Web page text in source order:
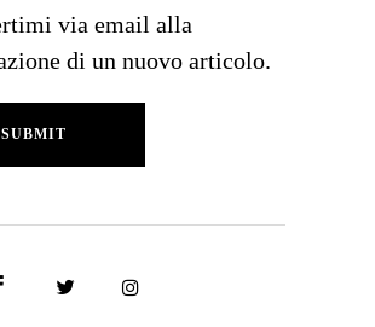
via email alla
di un nuovo articolo.
SUBMIT